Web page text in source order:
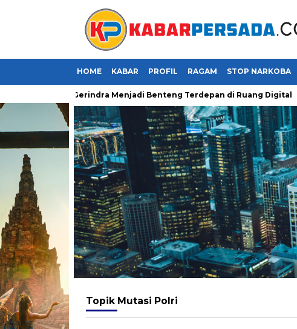
HOME KABAR PROFIL RAGAM STOP NARKOBA
Kader Gerindra Menjadi Benteng Terdepan di Ruang Digital
Topik Mutasi Polri